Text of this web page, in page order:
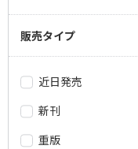
販売タイプ
近日発売
新刊
重版